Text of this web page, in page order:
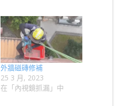
外牆磁磚修補
25 3 月, 2023
在「內視鏡抓漏」中